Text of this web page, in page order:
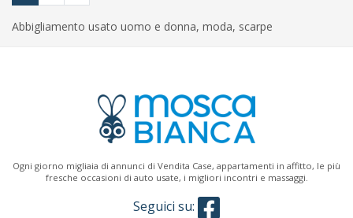
Abbigliamento usato uomo e donna, moda, scarpe
Ogni giorno migliaia di annunci di Vendita Case, appartamenti in affitto, le più
fresche occasioni di auto usate, i migliori incontri e massaggi.
Seguici su: